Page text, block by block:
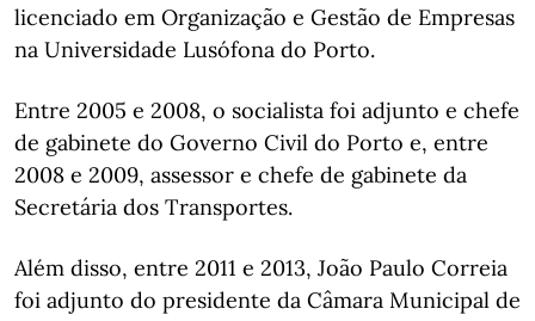
licenciado em Organização e Gestão de Empresas
na Universidade Lusófona do Porto.
Entre 2005 e 2008, o socialista foi adjunto e chefe
de gabinete do Governo Civil do Porto e, entre
2008 e 2009, assessor e chefe de gabinete da
Secretária dos Transportes.
Além disso, entre 2011 e 2013, João Paulo Correia
foi adjunto do presidente da Câmara Municipal de